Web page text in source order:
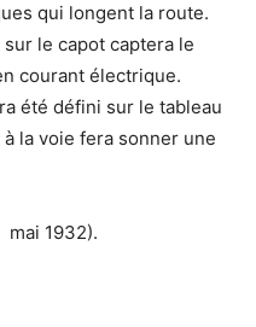
qui longent la route.
le capot captera le
courant électrique.
été défini sur le tableau
la voie fera sonner une
mai 1932).